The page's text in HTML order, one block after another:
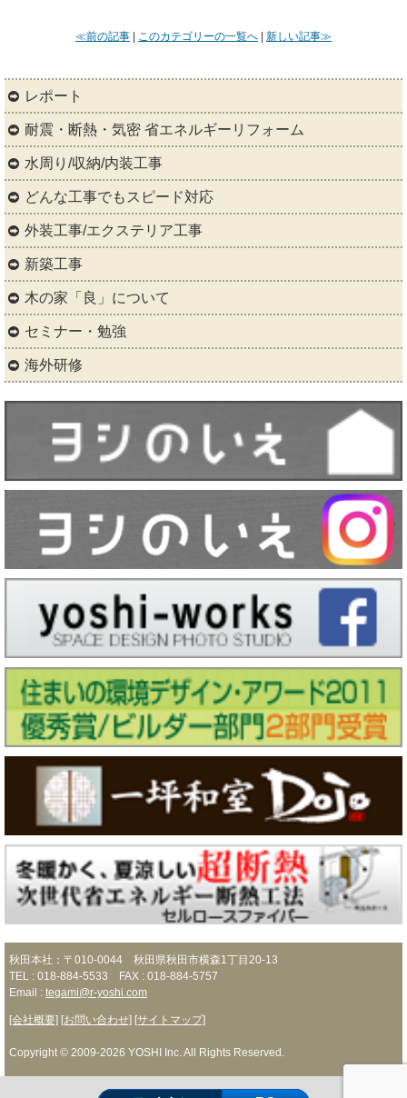
≪前の記事 このカテゴリーの一覧へ 新しい記事≫
レポート
耐震・断熱・気密 省エネルギーリフォーム
水周り/収納/内装工事
どんな工事でもスピード対応
外装工事/エクステリア工事
新築工事
木の家「良」について
セミナー・勉強
海外研修
秋田本社：〒010-0044 秋田県秋田市横森1丁目20-13
TEL : 018-884-5533 FAX : 018-884-5757
Email : tegami@r-yoshi.com
[会社概要] [お問い合わせ] [サイトマップ]
Copyright © 2009-2026 YOSHI Inc. All Rights Reserved.